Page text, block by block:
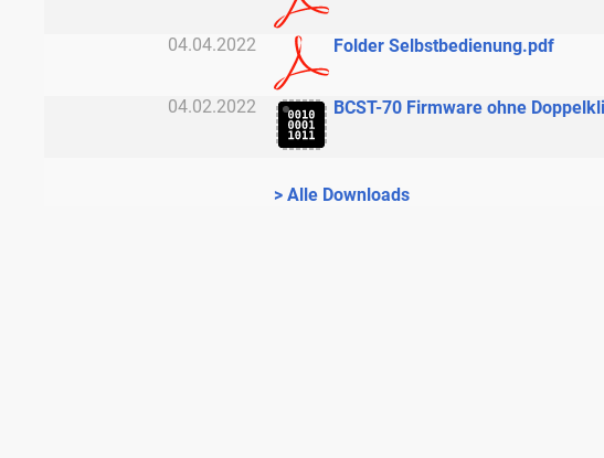
04.04.2022 Folder Selbstbedienung.pdf
04.02.2022
BCST-70 Firmware ohne
> Alle Downloads